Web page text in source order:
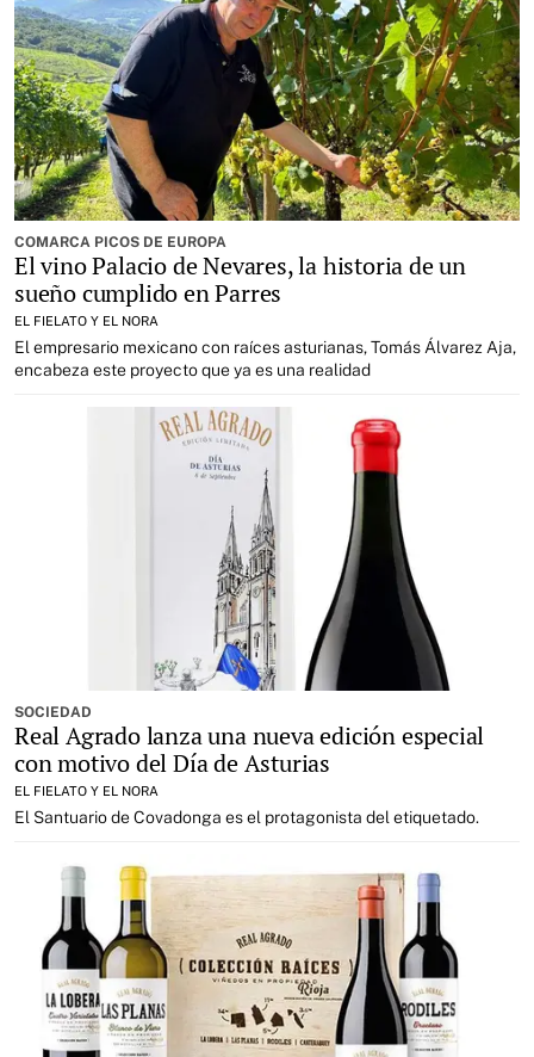
COMARCA PICOS DE EUROPA
El vino Palacio de Nevares, la historia de un
sueño cumplido en Parres
EL FIELATO Y EL NORA
El empresario mexicano con raíces asturianas, Tomás Álvarez Aja,
encabeza este proyecto que ya es una realidad
SOCIEDAD
Real Agrado lanza una nueva edición especial
con motivo del Día de Asturias
EL FIELATO Y EL NORA
El Santuario de Covadonga es el protagonista del etiquetado.